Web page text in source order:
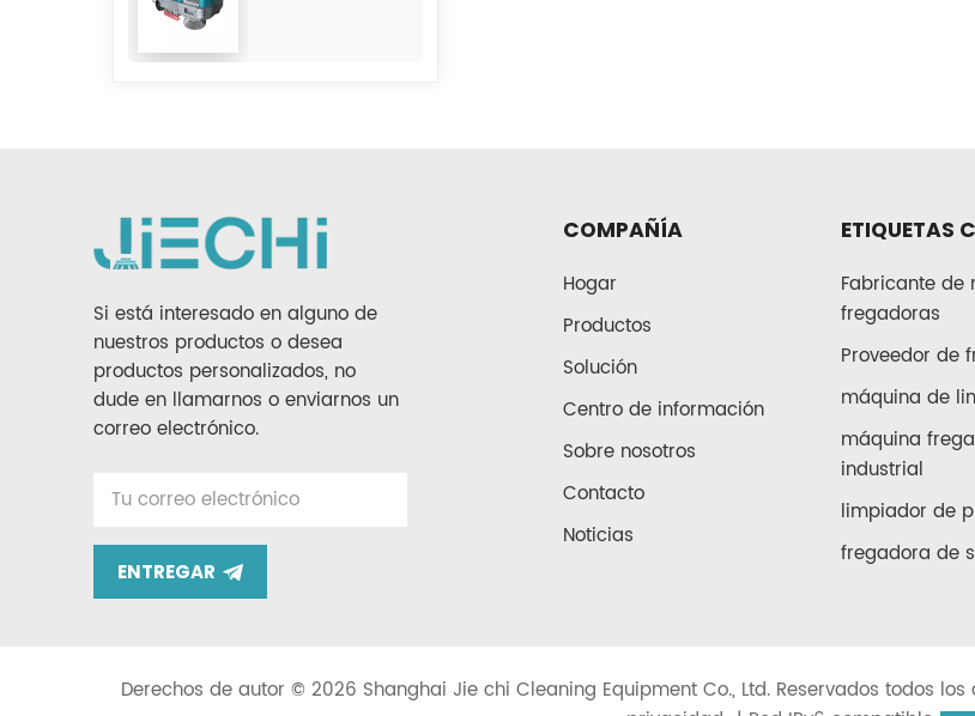
Si está interesado en alguno de
nuestros productos o desea
productos personalizados, no
dude en llamarnos o enviarnos un
correo electrónico.
ENTREGAR
COMPAÑÍA
Hogar
Productos
Solución
Centro de información
Sobre nosotros
Contacto
Noticias
ETIQUETAS
Fabricante de
fregadoras
Proveedor de
máquina de
máquina
industrial
limpiador de
fregadora de
Derechos de autor © 2026 Shanghai Jie chi Cleaning Equipment Co., Ltd. Reservados todos los